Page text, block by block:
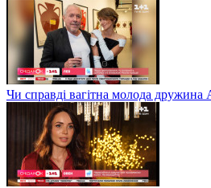
Чи справді вагітна молода дружина